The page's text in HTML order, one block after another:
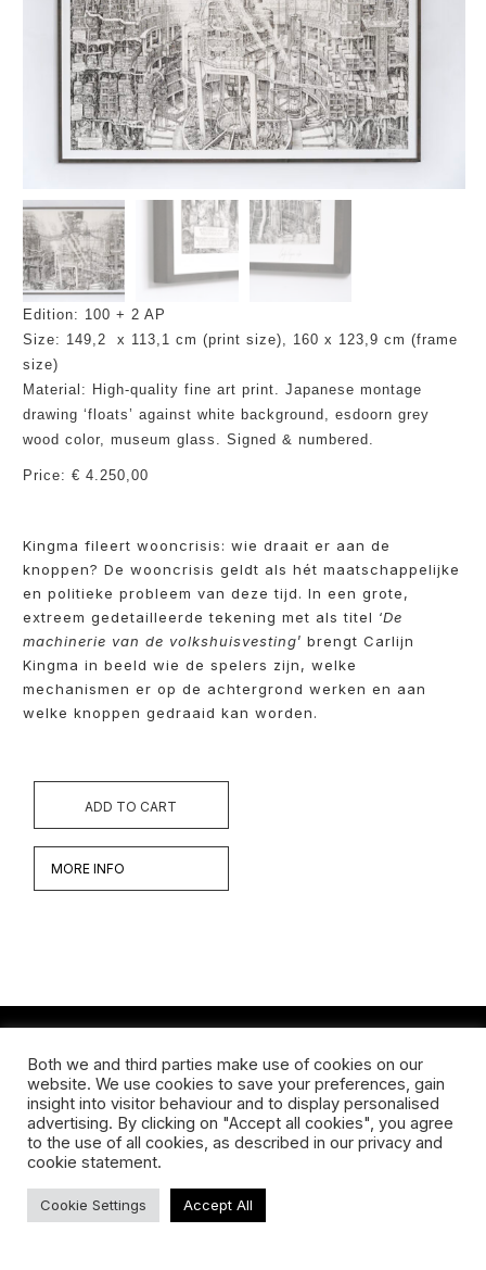
Edition: 100 + 2 AP
Size: 149,2 x 113,1 cm (print size), 160 x 123,9 cm (frame
size)
Material: High-quality fine art print. Japanese montage
drawing ‘floats’ against white background, esdoorn grey
wood color, museum glass. Signed & numbered.
Price: € 4.250,00
Kingma fileert wooncrisis: wie draait er aan de
knoppen? De wooncrisis geldt als hét maatschappelijke
en politieke probleem van deze tijd. In een grote,
extreem gedetailleerde tekening met als titel ‘De
machinerie van de volkshuisvesting’ brengt Carlijn
Kingma in beeld wie de spelers zijn, welke
mechanismen er op de achtergrond werken en aan
welke knoppen gedraaid kan worden.
ADD TO CART
MORE INFO
Werken
Biografie
Interview
Both we and third parties make use of cookies on our
website. We use cookies to save your preferences, gain
insight into visitor behaviour and to display personalised
advertising. By clicking on "Accept all cookies", you agree
to the use of all cookies, as described in our privacy and
cookie statement.
Cookie Settings Accept All